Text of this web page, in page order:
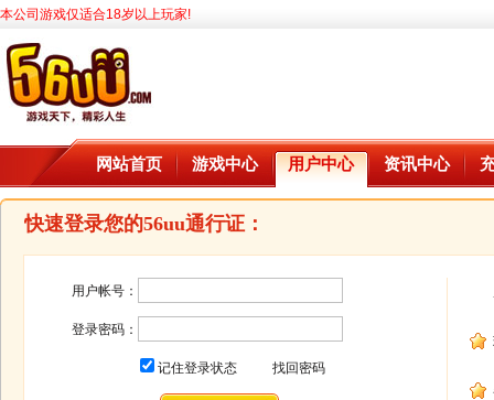
本公司游戏仅适合18岁以上玩家!
网站首页 游戏中心 用户中心 资讯中心
快速登录您的56uu通行证：
用户帐号：
登录密码：
记住登录状态 找回密码